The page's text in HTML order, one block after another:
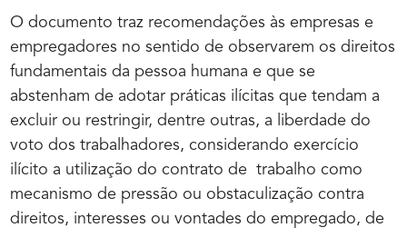
O documento traz recomendações às empresas e
empregadores no sentido de observarem os direitos
fundamentais da pessoa humana e que se
abstenham de adotar práticas ilícitas que tendam a
excluir ou restringir, dentre outras, a liberdade do
voto dos trabalhadores, considerando exercício
ilícito a utilização do contrato de trabalho como
mecanismo de pressão ou obstaculização contra
direitos, interesses ou vontades do empregado, de